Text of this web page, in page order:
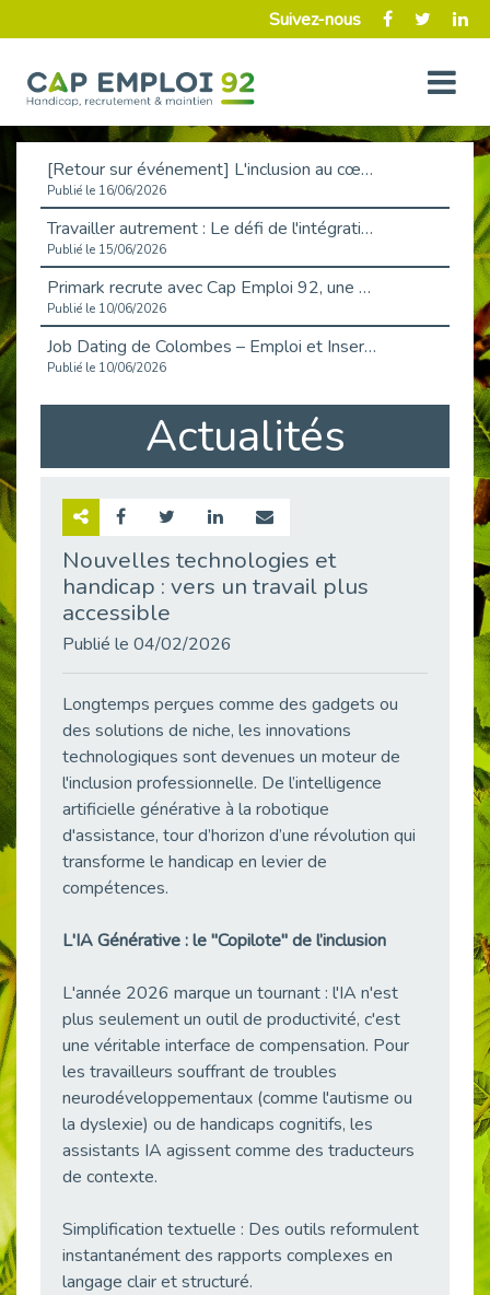
Suivez-nous
[Retour sur événement] L'inclusion au cœur de la Place de l'Emploi à La Défense !
Publié le 16/06/2026
Travailler autrement : Le défi de l'intégration des maladies chroniques en entreprise
Publié le 15/06/2026
Primark recrute avec Cap Emploi 92, une matinée couronnée de succès !
Publié le 10/06/2026
Job Dating de Colombes – Emploi et Insertion
Publié le 10/06/2026
Aborder l'entretien et la situation de handicap en toute confiance
Publié le 09/06/2026
Retour sur l’atelier « Optimiser sa recherche d’emploi »
Emploi & Handicap : Hachette Livre et Cap emploi 92 renforcent leur collaboration
Publié le 02/06/2026
« Confiance en soi et acceptation du handicap » : un levier puissant vers l’emploi
Publié le 22/05/2026
Handicap et emploi : une matinée pour briser les tabous
Publié le 21/05/2026
Publié le 18/05/2026
Publié le 12/05/2026
CAP EMPLOI 92 : L’inclusion portée à son sommet, bien au-delà des quotas
38 vidéos pour comprendre et agir durablement
Publié le 04/05/2026
Le taux d’emploi direct dans la fonction publique dépasse 6 % en 2025
Publié le 04/05/2026
Publié le 01/05/2026
Témoignage : Le parcours de Marc, 44 ans
L’Aménagement Raisonnable : Un Levier pour l’Équité
Publié le 29/04/2026
Actualités
Nouvelles technologies et
handicap : vers un travail plus
accessible
Publié le 04/02/2026
Longtemps perçues comme des gadgets ou
des solutions de niche, les innovations
technologiques sont devenues un moteur de
l'inclusion professionnelle. De l’intelligence
artificielle générative à la robotique
d'assistance, tour d’horizon d’une révolution qui
transforme le handicap en levier de
compétences.
L'IA Générative : le "Copilote" de l’inclusion
L'année 2026 marque un tournant : l'IA n'est
plus seulement un outil de productivité, c'est
une véritable interface de compensation. Pour
les travailleurs souffrant de troubles
neurodéveloppementaux (comme l'autisme ou
la dyslexie) ou de handicaps cognitifs, les
assistants IA agissent comme des traducteurs
de contexte.
Simplification textuelle : Des outils reformulent
instantanément des rapports complexes en
langage clair et structuré.